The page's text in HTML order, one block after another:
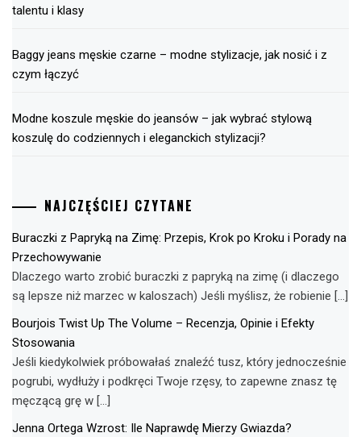
talentu i klasy
Baggy jeans męskie czarne – modne stylizacje, jak nosić i z
czym łączyć
Modne koszule męskie do jeansów – jak wybrać stylową
koszulę do codziennych i eleganckich stylizacji?
NAJCZĘŚCIEJ CZYTANE
Buraczki z Papryką na Zimę: Przepis, Krok po Kroku i Porady na
Przechowywanie
Dlaczego warto zrobić buraczki z papryką na zimę (i dlaczego
są lepsze niż marzec w kaloszach) Jeśli myślisz, że robienie […]
Bourjois Twist Up The Volume – Recenzja, Opinie i Efekty
Stosowania
Jeśli kiedykolwiek próbowałaś znaleźć tusz, który jednocześnie
pogrubi, wydłuży i podkręci Twoje rzęsy, to zapewne znasz tę
męczącą grę w […]
Jenna Ortega Wzrost: Ile Naprawdę Mierzy Gwiazda?